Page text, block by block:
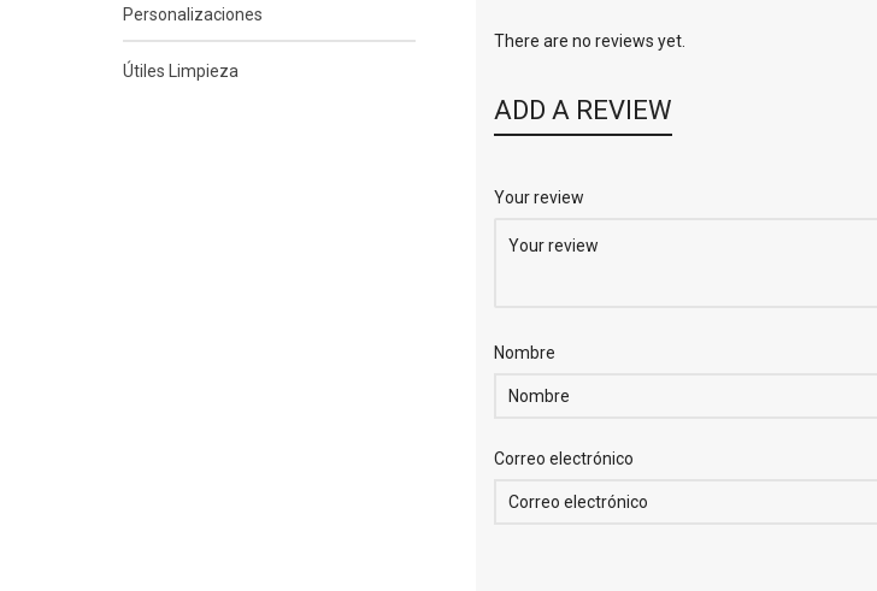
There are no reviews yet.
ADD A REVIEW
Your review
Nombre
Correo electrónico
Personalizaciones
Útiles Limpieza